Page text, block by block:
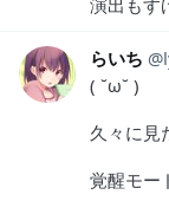
らいち
( ˘ω˘ )
久々に見
覚醒モー